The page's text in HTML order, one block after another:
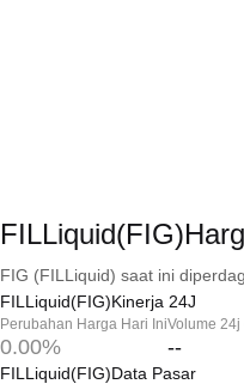
FIG (FILLiquid) saat ini
FILLiquid(FIG)Kinerja 24J
Perubahan Harga Hari Ini
0.00%
Volume 24j
--
FILLiquid(FIG)Data Pasar